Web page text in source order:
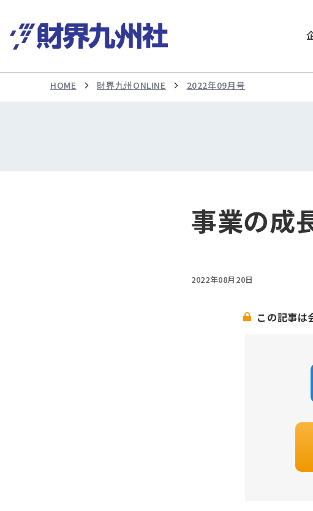
HOME 財界九州ONLINE 2022年09月号
事業の成
2022年08月20日
この記事は